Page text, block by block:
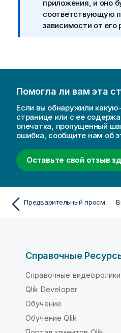
о
р
м
и
н
и
е
ф
р
м
а
ц
и
и
приложения, и оно
соответствующую
зависимости от его
Помогла ли вам эта
Если вы обнаружили
странице или с ее
опечатка, пропущенный
ошибка, сообщите нам об
Оставьте свой отзыв
Предварительный просмотр данных в скриптах загрузки
Справочные
Справочные
Qlik Developer
Обучение
Обучение Qlik